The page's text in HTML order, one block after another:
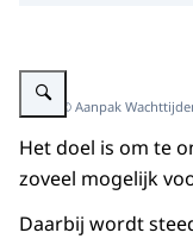
Vergroot afbeelding
Beeld: © Aanpak
Het doel is om te
zoveel mogelijk
Daarbij wordt